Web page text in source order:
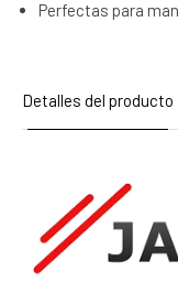
Perfectas para
Detalles del producto